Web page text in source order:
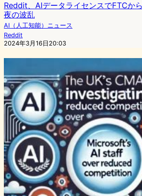
Reddit、AIデータライセンスでFTCか
夜の波乱
AI（人工知能）ニュース
Reddit
2024年3月16日20:03